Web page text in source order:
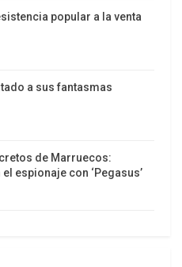
también plantea
de inmigrantes
y auditar las
su criterio, no estén
popular a la venta
a sus fantasmas
de Marruecos:
espionaje con ‘Pegasus’